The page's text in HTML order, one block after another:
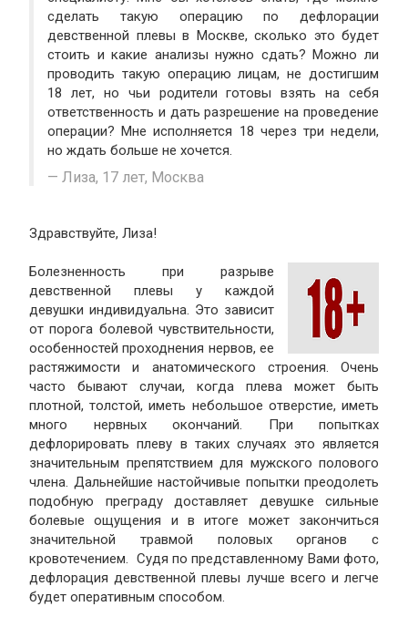
сделать такую операцию по дефлорации
девственной плевы в Москве, сколько это будет
стоить и какие анализы нужно сдать? Можно ли
проводить такую операцию лицам, не достигшим
18 лет, но чьи родители готовы взять на себя
ответственность и дать разрешение на проведение
операции? Мне исполняется 18 через три недели,
но ждать больше не хочется.
Лиза, 17 лет, Москва
Здравствуйте, Лиза!
Болезненность при разрыве
девственной плевы у каждой
девушки индивидуальна. Это зависит
от порога болевой чувствительности,
особенностей проходнения нервов, ее
растяжимости и анатомического строения. Очень
часто бывают случаи, когда плева может быть
плотной, толстой, иметь небольшое отверстие, иметь
много нервных окончаний. При попытках
дефлорировать плеву в таких случаях это является
значительным препятствием для мужского полового
члена. Дальнейшие настойчивые попытки преодолеть
подобную преграду доставляет девушке сильные
болевые ощущения и в итоге может закончиться
значительной травмой половых органов с
кровотечением. Судя по представленному Вами фото,
дефлорация девственной плевы лучше всего и легче
будет оперативным способом.